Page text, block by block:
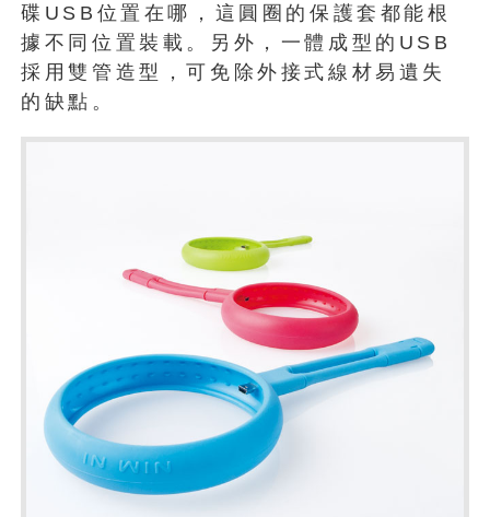
碟USB位置在哪，這圓圈的保護套都能根
據不同位置裝載。另外，一體成型的USB
採用雙管造型，可免除外接式線材易遺失
的缺點。